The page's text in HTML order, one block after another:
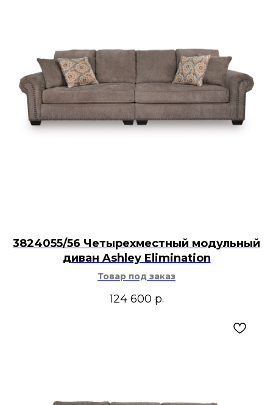
3824055/56 Четырехместный модульный
диван Ashley Elimination
Товар под заказ
124 600 р.